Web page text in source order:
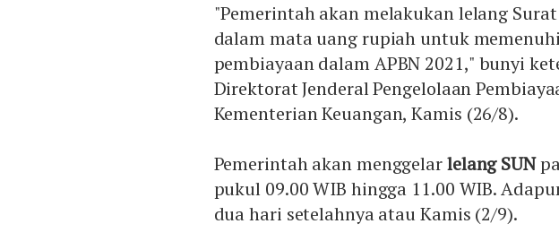
"Pemerintah akan melakukan lelang
dalam mata uang rupiah untuk
pembiayaan dalam APBN 2021," bunyi
Direktorat Jenderal Pengelolaan
Kementerian Keuangan, Kamis (26/8).
Pemerintah akan menggelarlelang SUN
pukul 09.00 WIB hingga 11.00 WIB.
dua hari setelahnya atau Kamis (2/9).